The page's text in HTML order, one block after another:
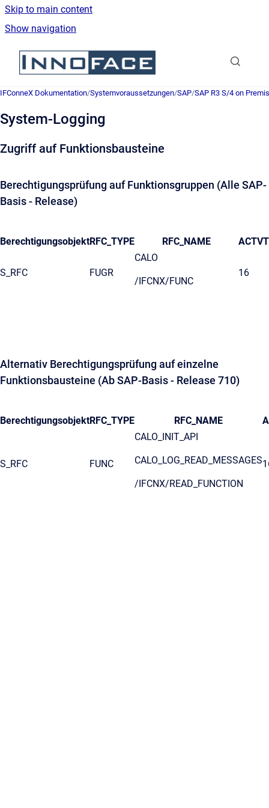
Skip to main content
Show navigation
Go to homepage
IFConneX Dokumentation/Systemvoraussetzungen/SAP/SAP R3 S/4 on
System-Logging
Zugriff auf Funktionsbausteine
Berechtigungsprüfung auf Funktionsgruppen (Alle SAP-
Basis - Release)
BerechtigungsobjektRFC_TYPE RFC_NAME ACTVT
S_RFC FUGR
CALO
/IFCNX/FUNC
16
Alternativ Berechtigungsprüfung auf einzelne
Funktionsbausteine (Ab SAP-Basis - Release 710)
BerechtigungsobjektRFC_TYPE RFC_NAME
S_RFC FUNC
CALO_INIT_API
CALO_LOG_READ_MESSAGES
/IFCNX/READ_FUNCTION